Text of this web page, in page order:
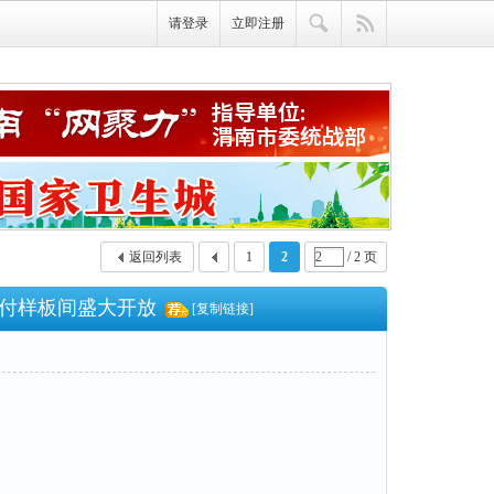
请登录 立即注册
1 2 / 2 页
返回列表
样板间盛大开放 [复制链接]